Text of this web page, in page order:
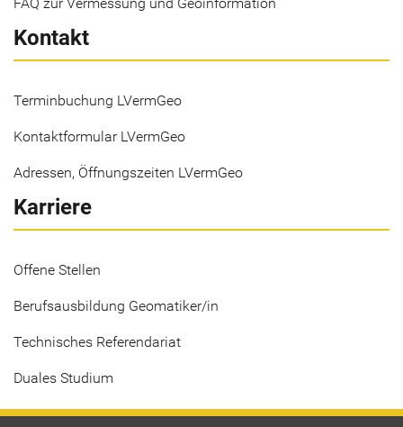
Kontakt
Terminbuchung LVermGeo
Kontaktformular LVermGeo
Adressen, Öffnungszeiten LVermGeo
Karriere
Offene Stellen
Berufsausbildung Geomatiker/in
Technisches Referendariat
Duales Studium